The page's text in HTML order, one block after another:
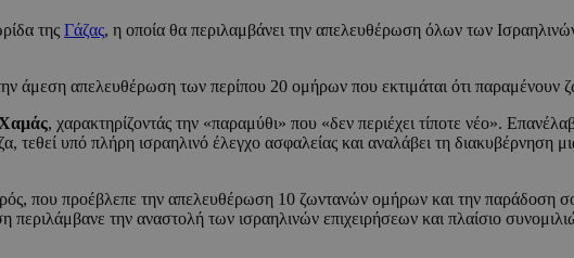
της Γάζας, η οποία θα περιλαμβάνει την απελευθέρωση όλων των
απελευθέρωση των περίπου 20 ομήρων που εκτιμάται ότι παραμένουν
, χαρακτηρίζοντάς την «παραμύθι» που «δεν περιέχει τίποτε νέο».
υπό πλήρη ισραηλινό έλεγχο ασφαλείας και αναλάβει τη διακυβέρνηση
που προέβλεπε την απελευθέρωση 10 ζωντανών ομήρων και την παράδοση
την αναστολή των ισραηλινών επιχειρήσεων και πλαίσιο